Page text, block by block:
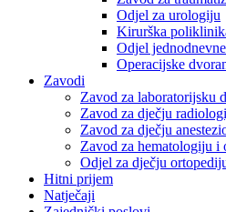
Odjel za urologiju
Kirurška
Odjel
Operacijske
Zavodi
Zavod za laboratorijsku
Zavod za dječju
Zavod za dječju
Zavod za hematologiju i
Odjel za dječju
Hitni prijem
Natječaji